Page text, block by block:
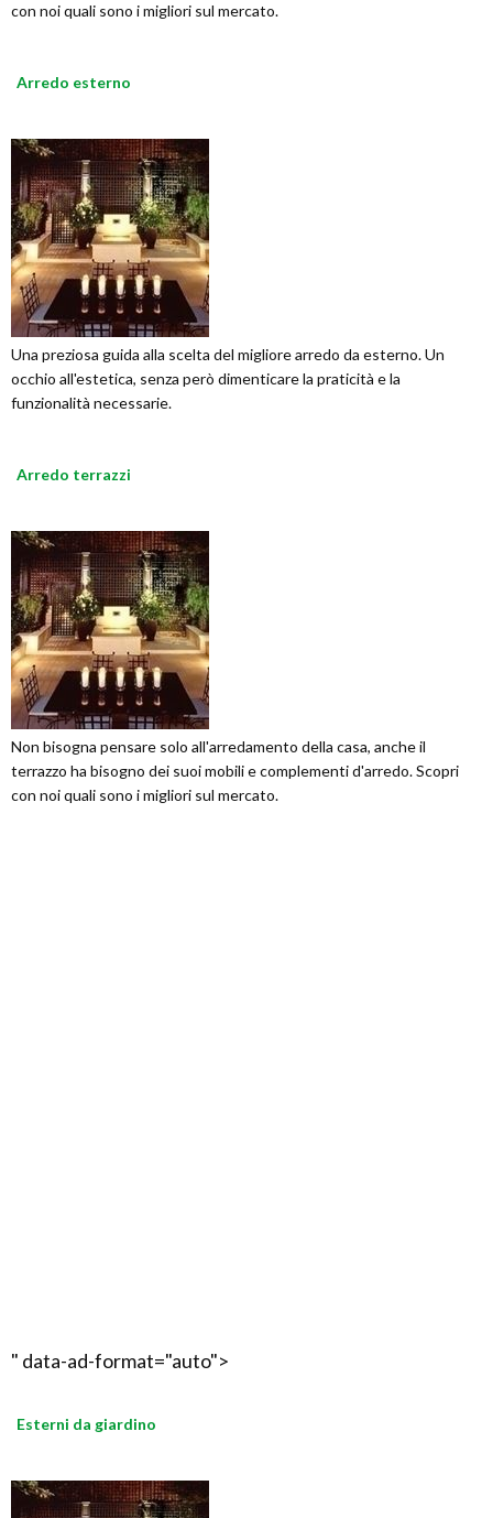
con noi quali sono i migliori sul mercato.
Arredo esterno
Una preziosa guida alla scelta del migliore arredo da esterno. Un
occhio all'estetica, senza però dimenticare la praticità e la
funzionalità necessarie.
Arredo terrazzi
Non bisogna pensare solo all'arredamento della casa, anche il
terrazzo ha bisogno dei suoi mobili e complementi d'arredo. Scopri
con noi quali sono i migliori sul mercato.
" data-ad-format="auto">
Esterni da giardino